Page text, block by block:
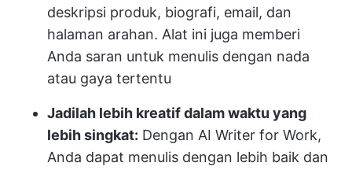
deskripsi produk, biografi, email, dan
halaman arahan. Alat ini juga memberi
Anda saran untuk menulis dengan nada
atau gaya tertentu
Jadilah lebih kreatif dalam waktu yang
lebih singkat: Dengan AI Writer for Work,
Anda dapat menulis dengan lebih baik dan